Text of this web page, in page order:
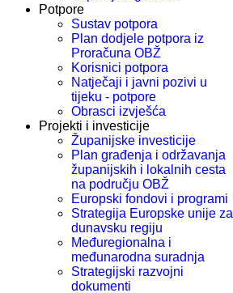
Potpore
Sustav potpora
Plan dodjele potpora iz
Proračuna OBŽ
Korisnici potpora
Natječaji i javni pozivi u
tijeku - potpore
Obrasci izvješća
Projekti i investicije
Županijske investicije
Plan građenja i održavanja
županijskih i lokalnih cesta
na području OBŽ
Europski fondovi i programi
Strategija Europske unije za
dunavsku regiju
Međuregionalna i
međunarodna suradnja
Strategijski razvojni
dokumenti